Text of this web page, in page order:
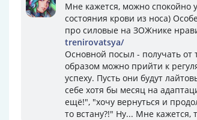
Мне кажется, можно спокойно
состояния крови из носа)
про силовые на ЗОЖнике
trenirovatsya/
Основной посыл - получать от
образом можно прийти к
успеху. Пусть они будут
себе хотя бы месяц на
ещё!", "хочу вернуться и
то встану?!" Ну... Мне кажется,